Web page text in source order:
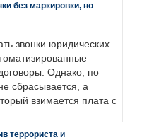
без маркировки, но
звонки юридических
Однако, по
сбрасывается, а
взимается плата с
террориста и